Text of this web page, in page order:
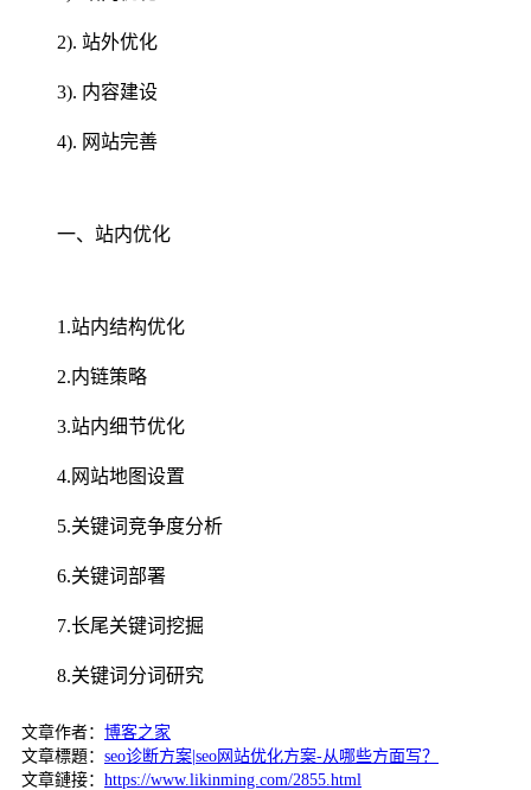
2). 站外优化
3). 内容建设
4). 网站完善
一、站内优化
1.站内结构优化
2.内链策略
3.站内细节优化
4.网站地图设置
5.关键词竞争度分析
6.关键词部署
7.长尾关键词挖掘
8.关键词分词研究
文章作者： 博客之家
文章標題： seo诊断方案|seo网站优化方案-从哪些方面写？
文章鏈接： https://www.likinming.com/2855.html